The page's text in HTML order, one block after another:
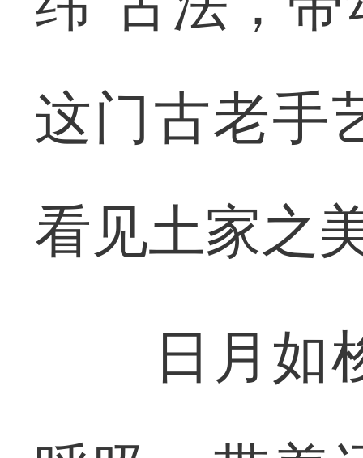
这门古老手
看见土家之
日月如梭